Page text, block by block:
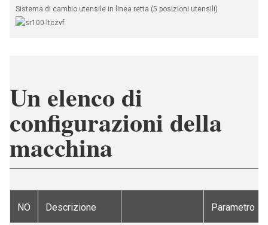
Sistema di cambio utensile in linea retta (5 posizioni utensili)
Un elenco di
configurazioni della
macchina
NO Descrizione Parametro